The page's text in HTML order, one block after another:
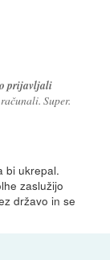
prijavljali
Super.
bi ukrepal.
zaslužijo
državo in se